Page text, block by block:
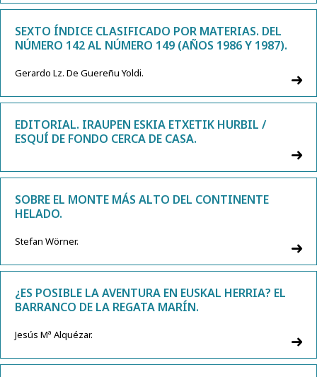
SEXTO ÍNDICE CLASIFICADO POR MATERIAS. DEL
NÚMERO 142 AL NÚMERO 149 (AÑOS 1986 Y 1987).
Gerardo Lz. De Guereñu Yoldi.
EDITORIAL. IRAUPEN ESKIA ETXETIK HURBIL /
ESQUÍ DE FONDO CERCA DE CASA.
SOBRE EL MONTE MÁS ALTO DEL CONTINENTE
HELADO.
Stefan Wörner.
¿ES POSIBLE LA AVENTURA EN EUSKAL HERRIA? EL
BARRANCO DE LA REGATA MARÍN.
Jesús Mª Alquézar.